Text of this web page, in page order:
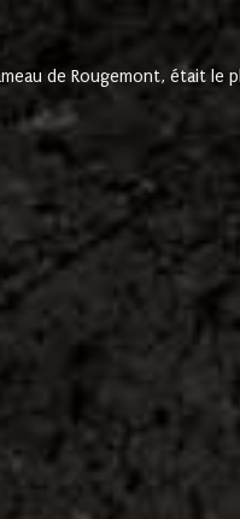
de Rougemont, était le